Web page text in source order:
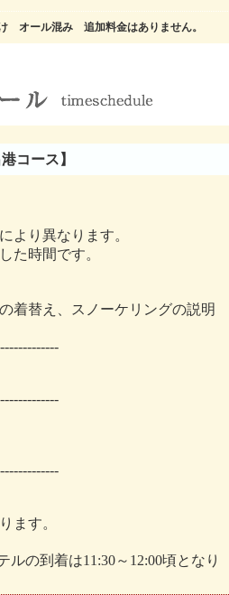
オール混み 追加料金はありません。
コース】
より異なります。
た時間です。
着替え、スノーケリングの説明
ます。
の到着は11:30～12:00頃となり